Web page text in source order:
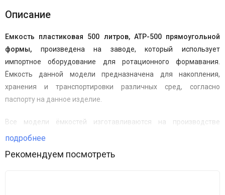
Описание
Емкость пластиковая 500 литров,ATP-500 прямоугольной
формы, произведена на заводе, который использует
импортное оборудование для ротационного формавания.
Ёмкость данной модели предназначена для накопления,
хранения и транспортировки различных сред, согласно
паспорту на данное изделие.
Все модели ёмкостей изготавливаются на производстве
методом ротоформовки из немецкого гранулированного
Правильное распределения полиэтилена в пресс-форме
подробнее
Рекомендуем посмотреть